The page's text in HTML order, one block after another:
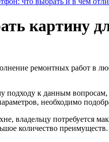
картину
ремонтных работ в
подходу к данным
необходимо
владельцу потребуется
количество преимуществ.